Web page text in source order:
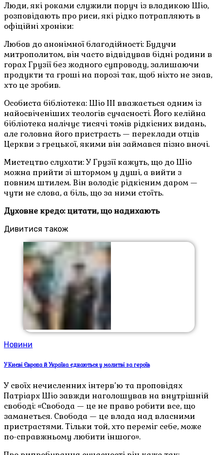
Люди, які роками служили поруч із владикою Шіо,
розповідають про риси, які рідко потрапляють в
офіційні хроніки:
Любов до анонімної благодійності: Будучи
митрополитом, він часто відвідував бідні родини в
горах Грузії без жодного супроводу, залишаючи
продукти та гроші на порозі так, щоб ніхто не знав,
хто це зробив.
Особиста бібліотека: Шіо III вважається одним із
найосвіченіших теологів сучасності. Його келійна
бібліотека налічує тисячі томів рідкісних видань,
але головна його пристрасть — переклади отців
Церкви з грецької, якими він займався пізно вночі.
Мистецтво слухати: У Грузії кажуть, що до Шіо
можна прийти зі штормом у душі, а вийти з
повним штилем. Він володіє рідкісним даром —
чути не слова, а біль, що за ними стоїть.
Духовне кредо: цитати, що надихають
Дивитися також
Новини
У Києві Європа й Україна єднаються у молитві за героїв
У своїх нечисленних інтерв’ю та проповідях
Патріарх Шіо завжди наголошував на внутрішній
свободі: «Свобода — це не право робити все, що
заманеться. Свобода — це влада над власними
пристрастями. Тільки той, хто переміг себе, може
по-справжньому любити іншого».